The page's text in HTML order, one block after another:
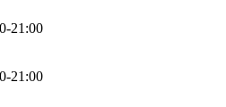
0-21 :00
0-21 :00